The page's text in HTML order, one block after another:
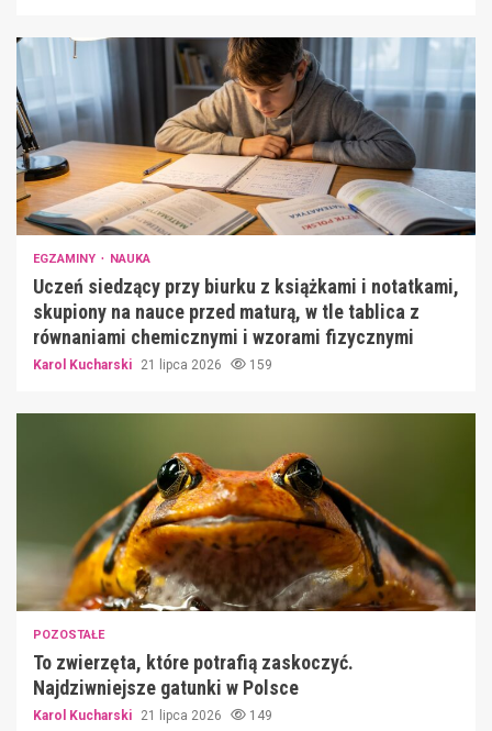
EGZAMINY NAUKA
Uczeń siedzący przy biurku z książkami i notatkami,
skupiony na nauce przed maturą, w tle tablica z
równaniami chemicznymi i wzorami fizycznymi
Karol Kucharski 21 lipca 2026 159
POZOSTAŁE
To zwierzęta, które potrafią zaskoczyć.
Najdziwniejsze gatunki w Polsce
Karol Kucharski 21 lipca 2026 149